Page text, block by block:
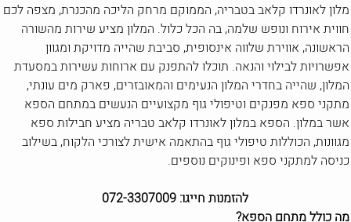
מלון לאונרדו קלאב בטבריה, הממוקם מרחק הליכה מהכנרת, מצפה לכם
חווית אירוח ונופש שלמה, בה הכל כלול. המלון מציע שירות מהשורה
הראשונה, אווירת שלווה אינסופית, סביבת שהייה מדויקת ומגוון
אפשרויות לבילוי והנאה. תוכלו להתפנק עם ארוחות עשירות במסעדת
המלון, שהייה בחדרי המלון הנעימים והמאובזרים, פארק מים עונתי,
מתקני ספא מפנקים וטיפולי גוף מקצועיים הנעשים במתחם הספא
אשר במלון. הספא במלון לאונרדו קלאב טבריה מציע חבילות ספא
מגוונות, הכוללות טיפולי גוף בהתאמה אישית לצורכי הלקוח, בשילוב
כניסה למתקני ספא ופינוקים נוספים.
להזמנות חייגו: 072-3307009
מה כולל מתחם הספא?